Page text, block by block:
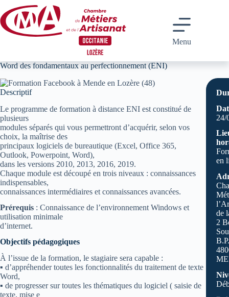
au
contenu
Menu
Word des fondamentaux au perfectionnement (ENI)
Descriptif
Le programme de formation à distance ENI est constitué de
plusieurs
modules séparés qui vous permettront d’acquérir, selon vos
choix, la maîtrise des
principaux logiciels de bureautique (Excel, Office 365,
Outlook, Powerpoint, Word),
dans les versions 2010, 2013, 2016, 2019.
Chaque module est découpé en trois niveaux : connaissances
indispensables,
connaissances intermédiaires et connaissances avancées.
Prérequis : Connaissance de l’environnement Windows et
utilisation minimale
d’internet.
Objectifs pédagogiques
À l’issue de la formation, le stagiaire sera capable :
▪ d’appréhender toutes les fonctionnalités du traitement de texte
Word,
▪ de progresser sur toutes les thématiques du logiciel ( saisie de
texte, mise e
24/
en
de
2